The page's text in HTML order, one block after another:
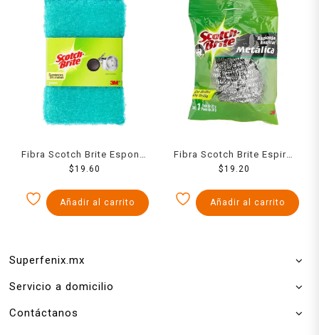
Fibra Scotch Brite Esponja
Recubierta Peluda
$19.60
Añadir al carrito
Fibra Scotch Brite Espiral
Metalico
$19.20
Añadir al carrito
Superfenix.mx
Servicio a domicilio
Contáctanos